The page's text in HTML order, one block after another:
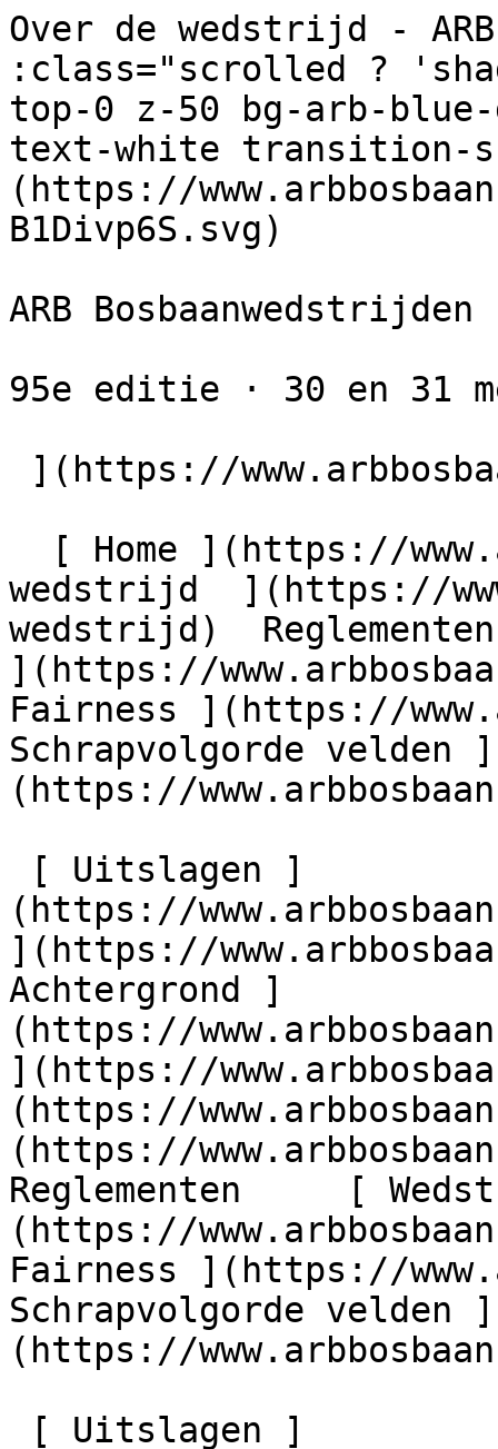
Over de wedstrijd -
:class="scrolled ?
top-0 z-50 bg-arb-blue-
text-white transition-
(https://
B1Divp6S.svg)
ARB Bosbaanwedstrijden
95e editie · 30 en 31
wedstrijd  ](https://
wedstrijd)
](https://
Fairness ](https://
Schrapvolgorde velden ]
(https://
(https://
](https://
Achtergrond ]
(https://
](https://
(https://
(https://
Reglementen     [
(https://
Fairness ](https://
Schrapvolgorde velden ]
(https://